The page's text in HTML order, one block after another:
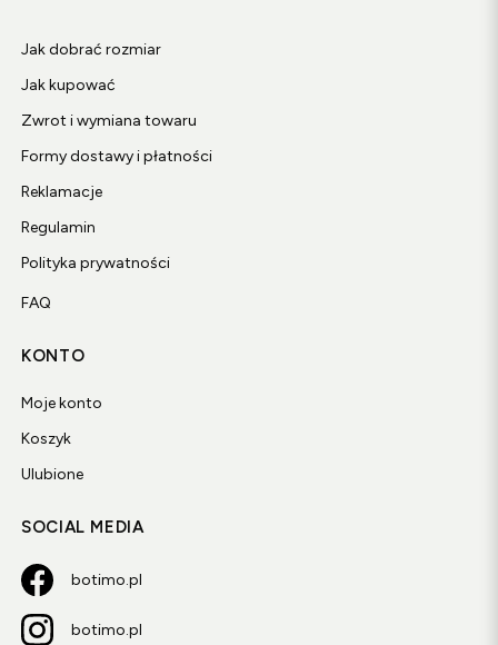
Jak dobrać rozmiar
Jak kupować
Zwrot i wymiana towaru
Formy dostawy i płatności
Reklamacje
Regulamin
Polityka prywatności
FAQ
KONTO
Moje konto
Koszyk
Ulubione
SOCIAL MEDIA
botimo.pl
botimo.pl